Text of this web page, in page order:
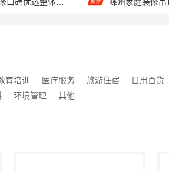
湖北省腾冠畅实业贸易有限公司：国内轮胎批发公司流程
推荐
推荐 海南万赢饰家乡
育培训 医疗服务 旅游住宿 日用百货
环境管理 其他